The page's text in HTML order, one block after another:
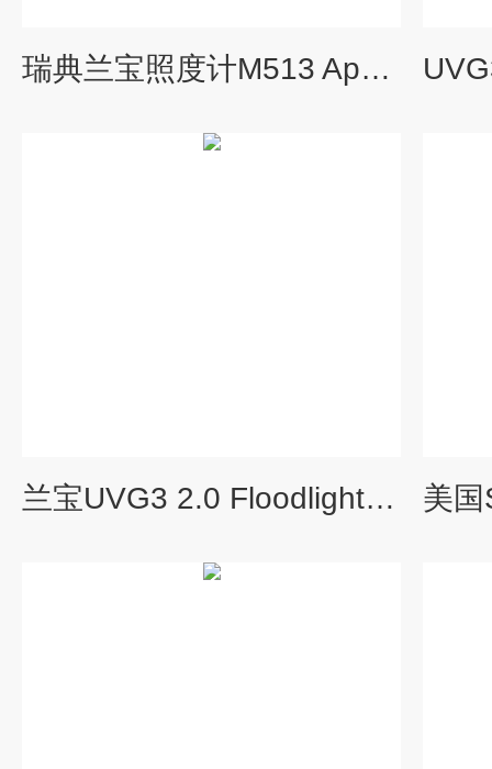
瑞典兰宝​照度计M513 Apollo 3.0白光两用
兰宝UVG3 2.0 Floodlight泛光型紫外线灯